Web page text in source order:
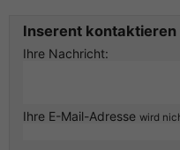
Inserent kontaktieren
Ihre Nachricht:
Ihre E-Mail-Adresse wird